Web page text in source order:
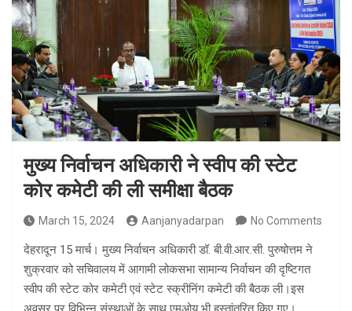
मुख्य निर्वाचन अधिकारी ने स्वीप की स्टेट
कोर कमेटी की ली समीक्षा बैठक
March 15, 2024 Aanjanyadarpan No Comments
देहरादून 15 मार्च। मुख्य निर्वाचन अधिकारी डॉ. बी.वी.आर.सी. पुरुषोत्तम ने
शुक्रवार को सचिवालय में आगामी लोकसभा सामान्य निर्वाचन की दृष्टिगत
स्वीप की स्टेट कोर कमेटी एवं स्टेट स्क्रीनिंग कमेटी की बैठक ली।इस